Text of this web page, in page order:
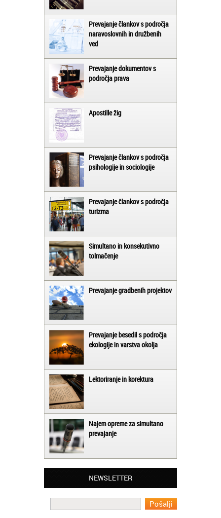
Prevajanje člankov s področja
naravoslovnih in družbenih
ved
Prevajanje dokumentov s
področja prava
Apostille žig
Prevajanje člankov s področja
psihologije in sociologije
Prevajanje člankov s področja
turizma
Simultano in konsekutivno
tolmačenje
Prevajanje gradbenih projektov
Prevajanje besedil s področja
ekologije in varstva okolja
Lektoriranje in korektura
Najem opreme za simultano
prevajanje
NEWSLETTER
Matjaž iz Ajdovščine:
Lahko pohvalim vse zaposlene v Akademiji
Oxford, ker so resnično profesionalni in
prevajalske storitve opravljajo hitro in
Potrebovala sem prevajanje iz